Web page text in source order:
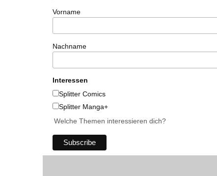
Vorname
Nachname
Interessen
Splitter Comics
Splitter Manga+
Welche Themen interessieren dich?